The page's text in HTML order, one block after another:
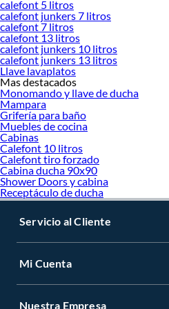
calefont 5 litros
calefont junkers 7 litros
calefont 7 litros
calefont 13 litros
calefont junkers 10 litros
calefont junkers 13 litros
Llave lavaplatos
Mas destacados
Monomando y llave de ducha
Mampara
Grifería para baño
Muebles de cocina
Cabinas
Calefont 10 litros
Calefont tiro forzado
Cabina ducha 90x90
Shower Doors y cabina
Receptáculo de ducha
Servicio al Cliente
Mi Cuenta
Nuestra Empresa